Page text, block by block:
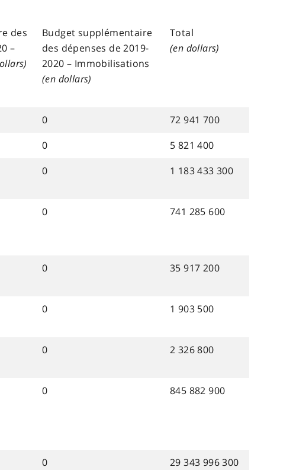
des
–
Budget supplémentaire
des dépenses de 2019-
2020 – Immobilisations
(en dollars)
Total
(en dollars)
0
72 941 700
0
5 821 400
0 1 183 433 300
0 741 285 600
0 35 917 200
0 1 903 500
0 2 326 800
0 845 882 900
0
29 343 996 300